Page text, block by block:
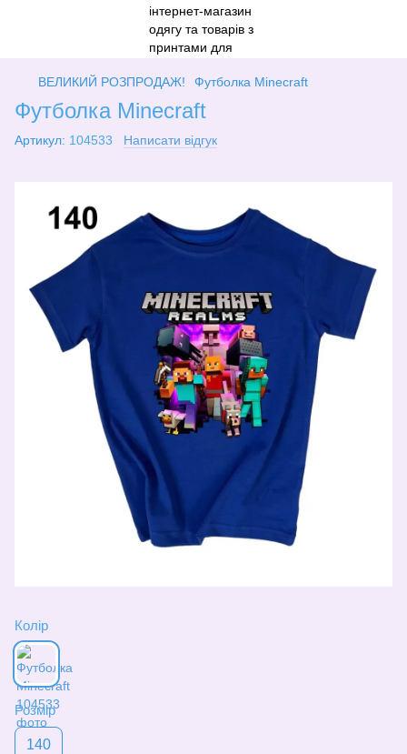
ВЕЛИКИЙ РОЗПРОДАЖ! Футболка Minecraft
Футболка Minecraft
Артикул: 104533 Написати відгук
Колір
Розмір
140